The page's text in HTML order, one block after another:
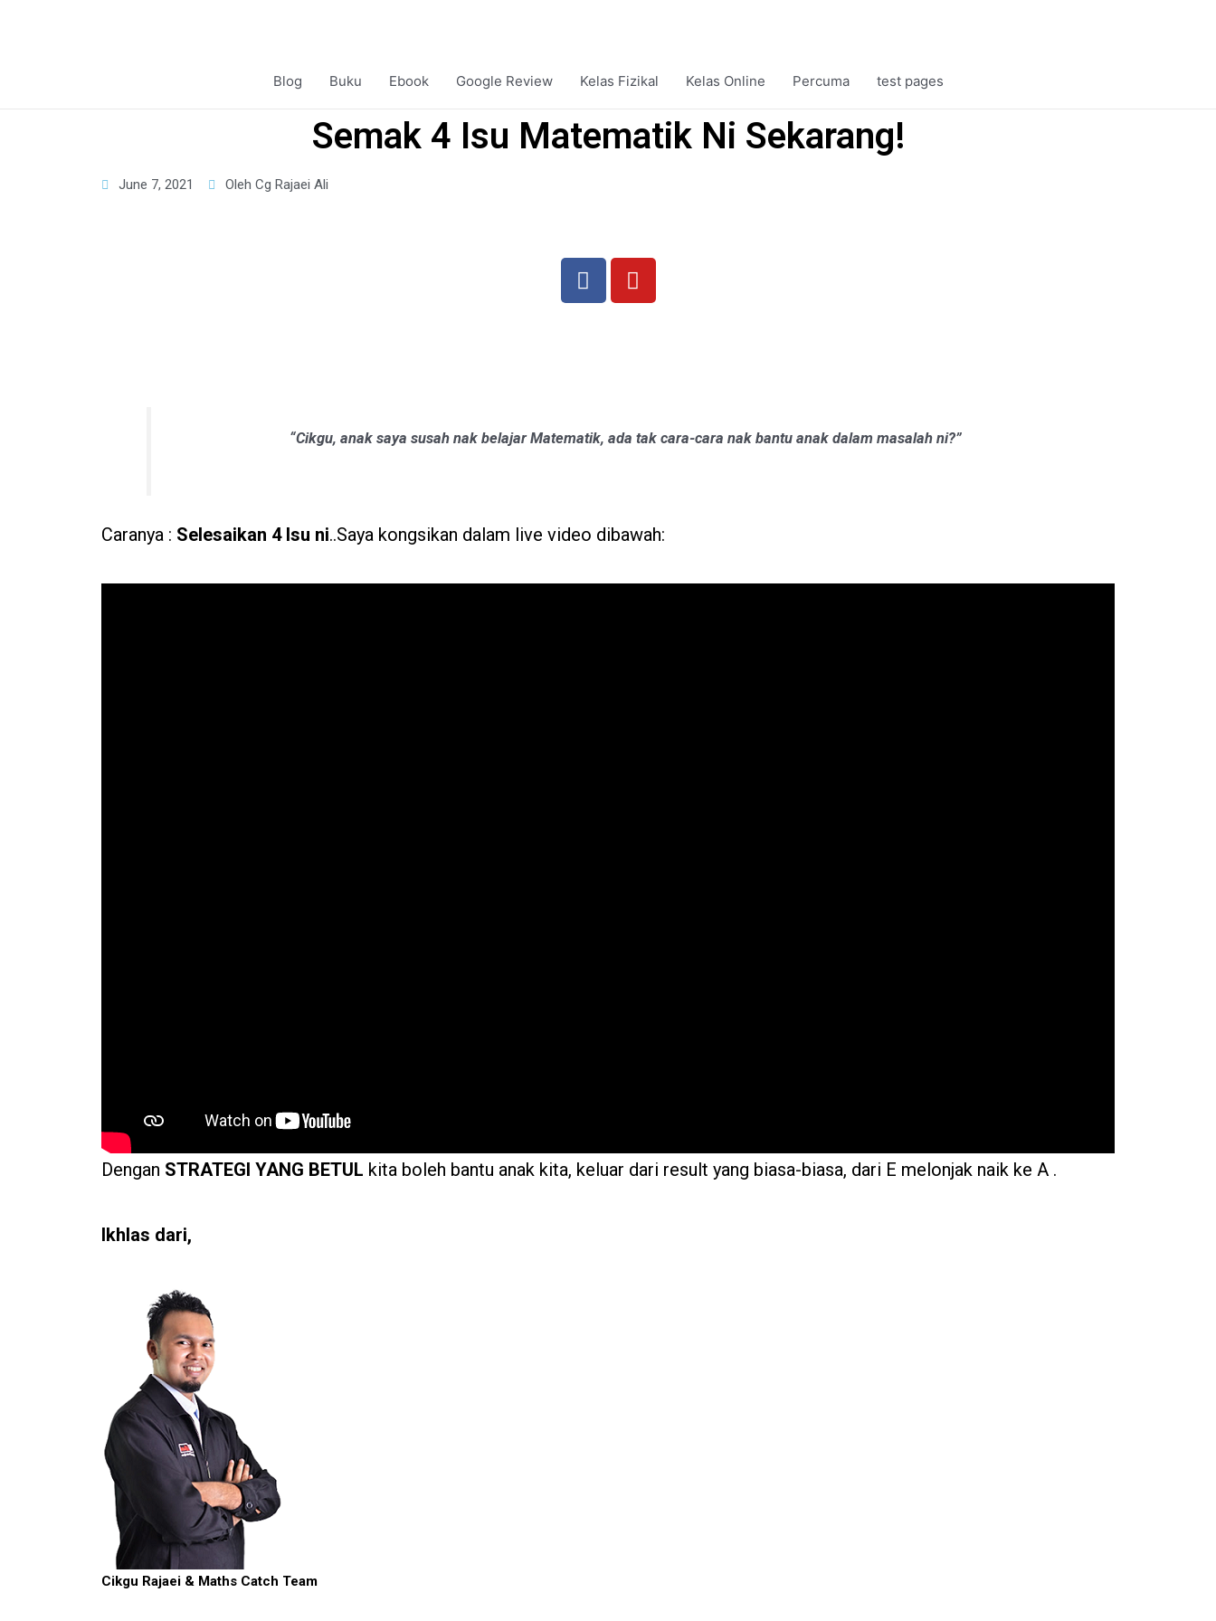
Blog Buku Ebook Google Review Kelas Fizikal Kelas Online Percuma test pages
Semak 4 Isu Matematik Ni Sekarang!
June 7, 2021 Oleh Cg Rajaei Ali
“Cikgu, anak saya susah nak belajar Matematik, ada tak cara-cara nak bantu anak dalam masalah ni?”
Caranya : Selesaikan 4 Isu ni..Saya kongsikan dalam live video dibawah:
Dengan STRATEGI YANG BETUL kita boleh bantu anak kita, keluar dari result yang biasa-biasa, dari E melonjak naik ke A .
Ikhlas dari,
Cikgu Rajaei & Maths Catch Team